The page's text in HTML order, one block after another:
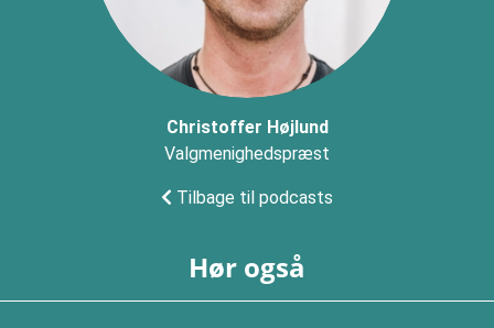
Christoffer Højlund
Valgmenighedspræst
Tilbage til podcasts
Hør også